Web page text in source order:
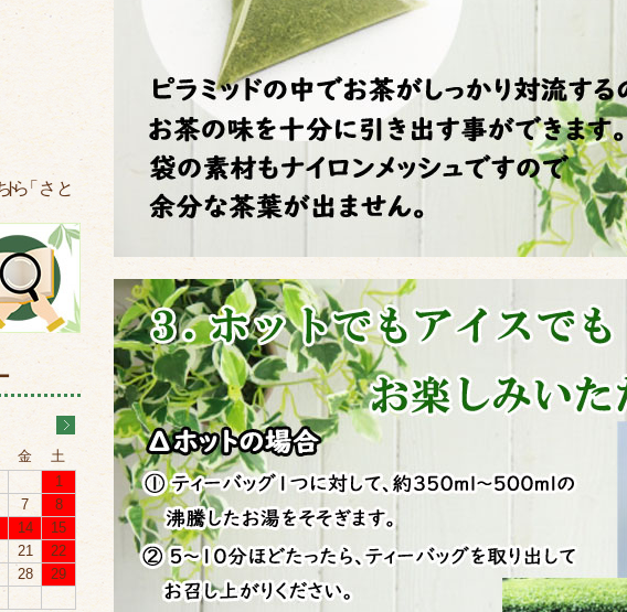
金
土
1
7
8
14
15
21
22
28
29